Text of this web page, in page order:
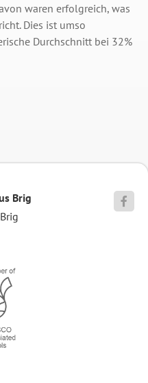
waren erfolgreich, was
Dies ist umso
Durchschnitt bei 32%
Brig
